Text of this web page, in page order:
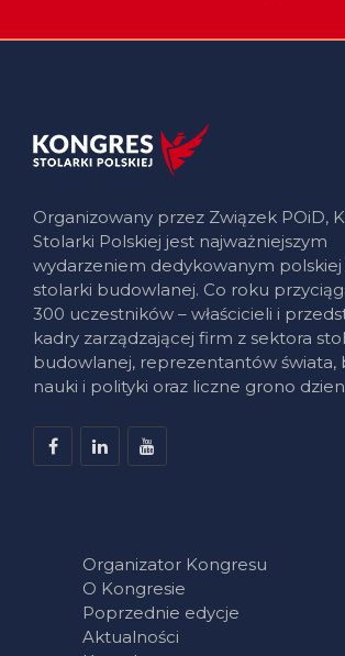
Organizowany przez Związek POiD,
Stolarki Polskiej jest najważniejszym
wydarzeniem dedykowanym polskiej
stolarki budowlanej. Co roku
300 uczestników – właścicieli i
kadry zarządzającej firm z sektora
budowlanej, reprezentantów świata,
nauki i polityki oraz liczne grono
Organizator Kongresu
O Kongresie
Poprzednie edycje
Aktualności